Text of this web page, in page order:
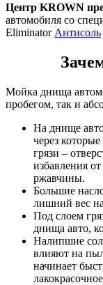
Центр KROWN
автомобиля со
Eliminator Антисоль
Мойка днища
пробегом, так и
На днище
через
грязи –
избавления
ржавчины.
Большие
лишний вес
Под слоем
днища авто,
Налипшие
влияют на
начинает